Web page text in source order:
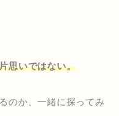
思いではない。
のか、一緒に探ってみ